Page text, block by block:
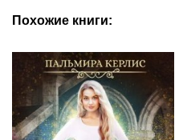
Похожие книги: